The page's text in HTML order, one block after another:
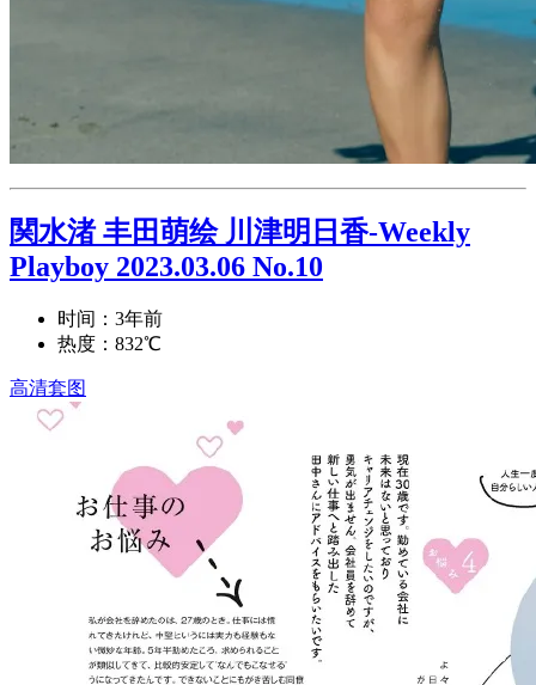
関水渚 丰田萌绘 川津明日香-Weekly
Playboy 2023.03.06 No.10
时间：3年前
热度：832℃
高清套图